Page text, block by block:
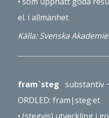
el. i all­mänhet
Källa: Svenska
fram`steg substantiv
ORDLED: fram|­steg·et